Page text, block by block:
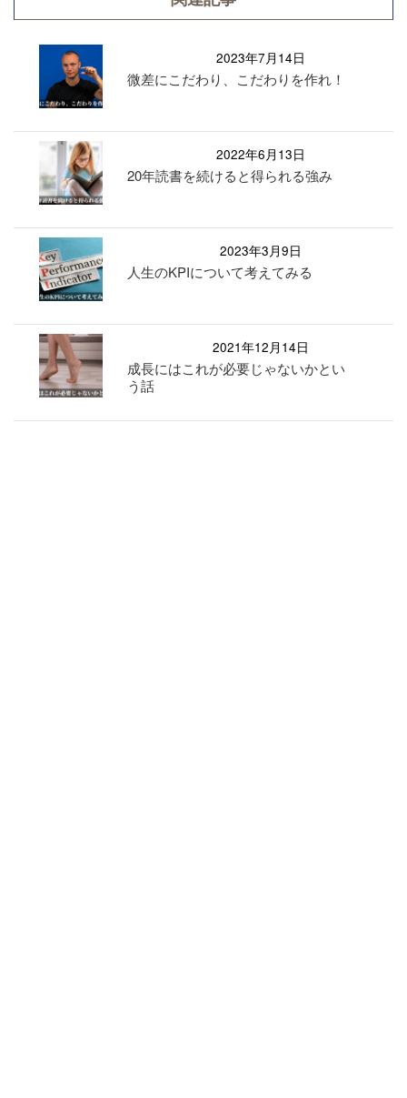
2023年7月14日
微差にこだわり、こだわりを作れ！
2022年6月13日
20年読書を続けると得られる強み
2023年3月9日
人生のKPIについて考えてみる
2021年12月14日
成長にはこれが必要じゃないかとい
う話